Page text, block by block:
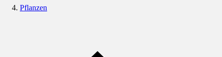
Pflanzen